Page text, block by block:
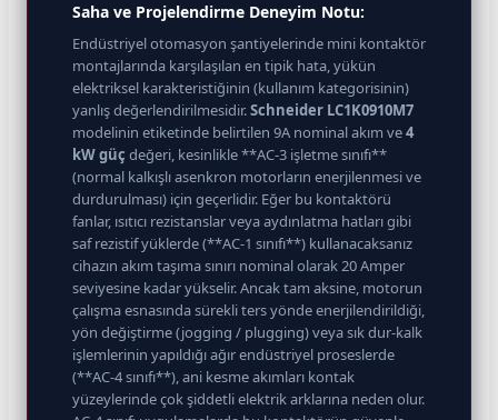
Saha ve Projelendirme Deneyim Notu:
Endüstriyel otomasyon şantiyelerinde mini kontaktör
montajlarında karşılaşılan en tipik hata, yükün
elektriksel karakteristiğinin (kullanım kategorisinin)
yanlış değerlendirilmesidir.Schneider LC1K0910M7
modelinin etiketinde belirtilen 9A nominal akım ve4
kW güç değeri, kesinlikle **AC-3 işletme sınıfı**
(normal kalkışlı asenkron motorların enerjilenmesi ve
durdurulması) için geçerlidir. Eğer bu kontaktörü
fanlar, ısıtıcı rezistanslar veya aydınlatma hatları gibi
saf rezistif yüklerde (**AC-1 sınıfı**) kullanacaksanız
cihazın akım taşıma sınırı nominal olarak 20 Amper
seviyesine kadar yükselir. Ancak tam aksine, motorun
çalışma esnasında sürekli ters yönde enerjilendirildiği,
yön değiştirme (jogging / plugging) veya sık dur-kalk
işlemlerinin yapıldığı ağır endüstriyel proseslerde
(**AC-4 sınıfı**), ani kesme akımları kontak
yüzeylerinde çok şiddetli elektrik arklarına neden olur.